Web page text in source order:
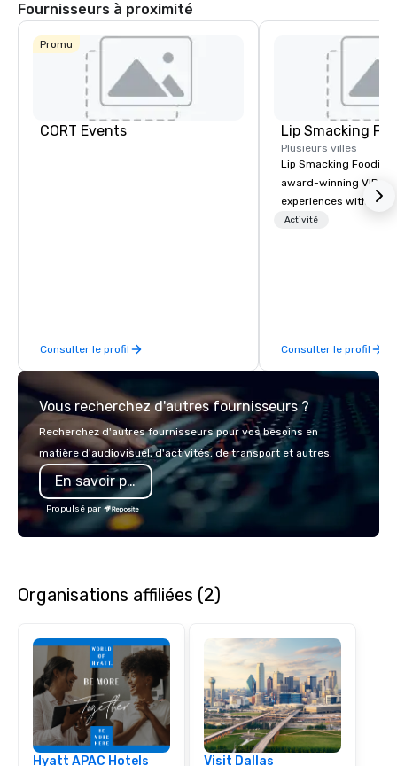
Fournisseurs à proximité
Promu
CORT Events
Consulter le profil
Lip Smacking
Plusieurs villes
Lip Smacking Foodie
award-winning VIP
experiences with
restaurants
and craft cocktails at
with complete VIP
opportunity to sit
colleagues at each
mingle, and easily
with utmost care,
engaging information
team building. All-Inclusive Group
Dining When meeting
corporate group
Smacking Foodie
group is assured a
experience with three
Activité
Consulter le profil
Vous recherchez d'autres fournisseurs ?
Recherchez d'autres fournisseurs pour vos besoins en
matière d'audiovisuel, d'activités, de transport et autres.
En savoir plus
Propulsé par
Organisations affiliées (2)
Hyatt APAC Hotels
Visit Dallas